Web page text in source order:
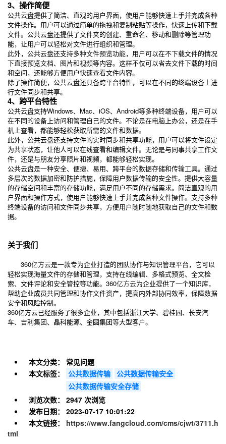
3、操作简便
公共云盘提供了简洁、直观的用户界面，使用户能够快速上手并完成各种
文件操作。用户可以通过简单的拖拽和复制粘贴等操作，快速上传和下载
文件。公共云盘还提供了文件夹的创建、重命名、移动和删除等管理功
能，让用户可以轻松对文件进行组织和管理。
此外，公共云盘还支持多种文件预览功能，用户可以在不下载文件的情况
下直接预览文档、图片和视频等内容。这样不仅可以省去文件下载的时间
和空间，还能够方便用户快速查看文件内容。
除了操作简便，公共云盘还具备跨平台特性，可以在不同的终端设备上进
行文件同步和共享。
4、跨平台特性
公共云盘支持Windows、Mac、iOS、Android等多种终端设备，用户可以
在不同的设备上访问和管理自己的文件。不论是在电脑上办公，还是在手
机上查看，都能够轻松获取所需的文件和数据。
此外，公共云盘还支持文件的实时同步和共享功能，用户可以将文件设定
为共享状态，让他人可以在线查看和编辑文件。无论是与同事共享工作文
件，还是与朋友分享照片和视频，都能够轻松实现。
公共云盘是一种安全、便捷、易用、跨平台的数据存储和传输工具。通过
多层次的数据加密和防护措施，保障用户数据传输的安全性。提供大容量
的存储空间和丰富的存储功能，满足用户不同的存储需求。简洁直观的用
户界面和操作方式，使用户能够快速上手并完成各种文件操作。支持多种
终端设备的访问和文件同步共享，方便用户随时随地获取自己的文件和数
据。
关于我们
360亿方云是一款专为企业打造的团队协作与知识管理平台，它可以
轻松实现海量文件的存储和管理，支持在线编辑、多格式预览、全文检
索、文件评论和安全管控等功能。360亿方云为企业提供了一个知识库，
帮助企业成员共同管理和协作文件资产，提高内外部协同效率，保障数据
安全和风险控制。
360亿方云已经服务了很多企业，其中包括浙江大学、碧桂园、长安汽
车、吉利集团、晶科能源、金圆集团等大型客户。
本文分类：
常见问题
本文标签：
公共数据传输 公共数据传输安全
公共数据传输安全存储
浏览次数：
2947 次浏览
发布日期：
2023-07-17 10:01:22
本文链接：
https://www.fangcloud.com/cms/cjwt/3711.h
tml